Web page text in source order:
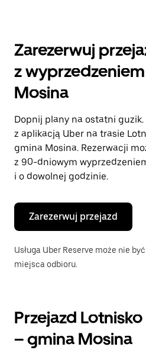
i wybrać
Naciśnij
klawisz
„Escape”,
zamknąć
kalendarz.
Zarezerwuj
z
Mosina
Dopnij plany na ostatni
z aplikacją Uber na trasie
gmina Mosina. Rezerwacji
z 90-dniowym
i o dowolnej godzinie.
Zarezerwuj przejazd
Usługa Uber Reserve może nie
miejsca odbioru.
Przejazd
– gmina Mosina